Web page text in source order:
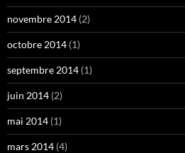
novembre 2014 (2)
octobre 2014 (1)
septembre 2014 (1)
juin 2014 (2)
mai 2014 (1)
mars 2014 (4)